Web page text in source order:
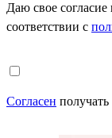
Даю свое согласие
соответствии с
Согласен